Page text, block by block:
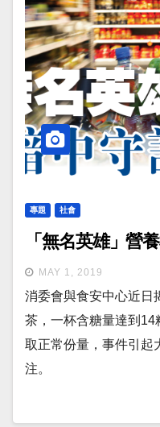
專題 社會
「無名英雄」營
MAY 1, 2019
消委會與食安中心近日
茶，一杯含糖量達到
取正常份量，事件引起
注。